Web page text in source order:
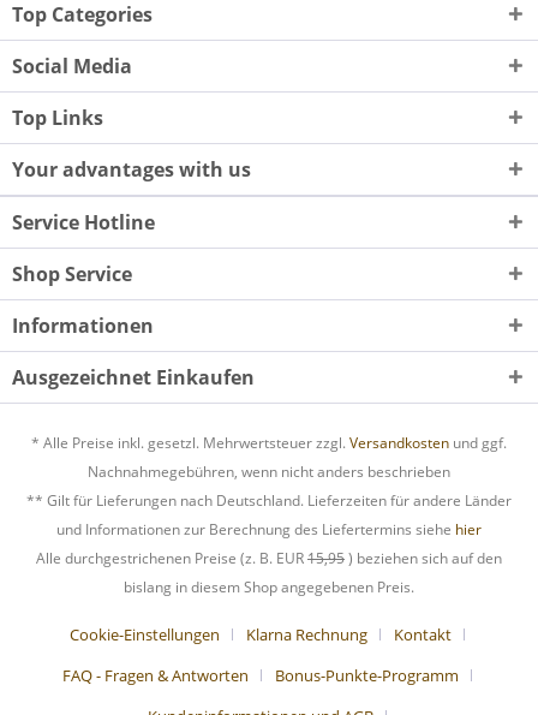
Top Categories
Social Media
Top Links
Your advantages with us
Service Hotline
Shop Service
Informationen
Ausgezeichnet Einkaufen
* Alle Preise inkl. gesetzl. Mehrwertsteuer zzgl. Versandkosten und ggf.
Nachnahmegebühren, wenn nicht anders beschrieben
** Gilt für Lieferungen nach Deutschland. Lieferzeiten für andere Länder
und Informationen zur Berechnung des Liefertermins siehe hier
Alle durchgestrichenen Preise (z. B. EUR15,95) beziehen sich auf den
bislang in diesem Shop angegebenen Preis.
Cookie-Einstellungen Klarna Rechnung
Kontakt
FAQ - Fragen & Antworten
Bonus-Punkte-Programm